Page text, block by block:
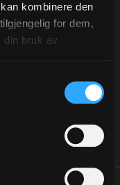
kombinere den
for dem,
din bruk av